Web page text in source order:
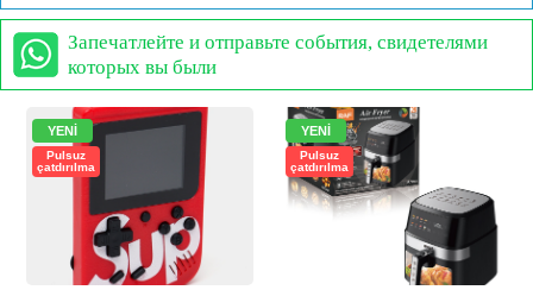
Запечатлейте и отправьте события, свидетелями
которых вы были